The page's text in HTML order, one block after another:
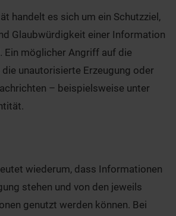
handelt es sich um ein Schutzziel,
Glaubwürdigkeit einer Information
Ein möglicher Angriff auf die
unautorisierte Erzeugung oder
– beispielsweise unter
wiederum, dass Informationen
stehen und von den jeweils
genutzt werden können. Bei